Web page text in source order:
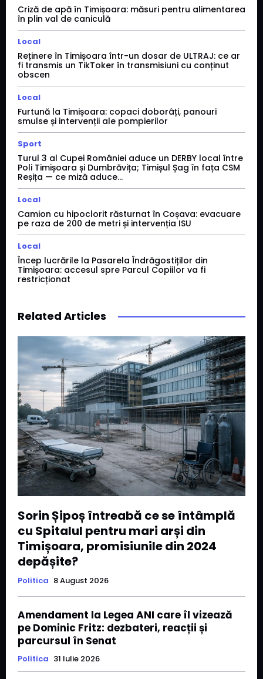
Criză de apă în Timișoara: măsuri pentru alimentarea
în plin val de caniculă
Local
Reținere în Timișoara într-un dosar de ULTRAJ: ce ar
fi transmis un TikToker în transmisiuni cu conținut
obscen
Local
Furtună la Timișoara: copaci doborâți, panouri
smulse și intervenții ale pompierilor
Sport
Turul 3 al Cupei României aduce un DERBY local între
Poli Timișoara și Dumbrăvița; Timișul Șag în fața CSM
Reșița — ce miză aduce...
Local
Camion cu hipoclorit răsturnat în Coșava: evacuare
pe raza de 200 de metri și intervenția ISU
Local
Încep lucrările la Pasarela Îndrăgostiților din
Timișoara: accesul spre Parcul Copiilor va fi
restricționat
Related Articles
Sorin Șipoș întreabă ce se întâmplă
cu Spitalul pentru mari arși din
Timișoara, promisiunile din 2024
depășite?
Politica 8 August 2026
Amendament la Legea ANI care îl vizează
pe Dominic Fritz: dezbateri, reacții și
parcursul în Senat
Politica 31 Iulie 2026